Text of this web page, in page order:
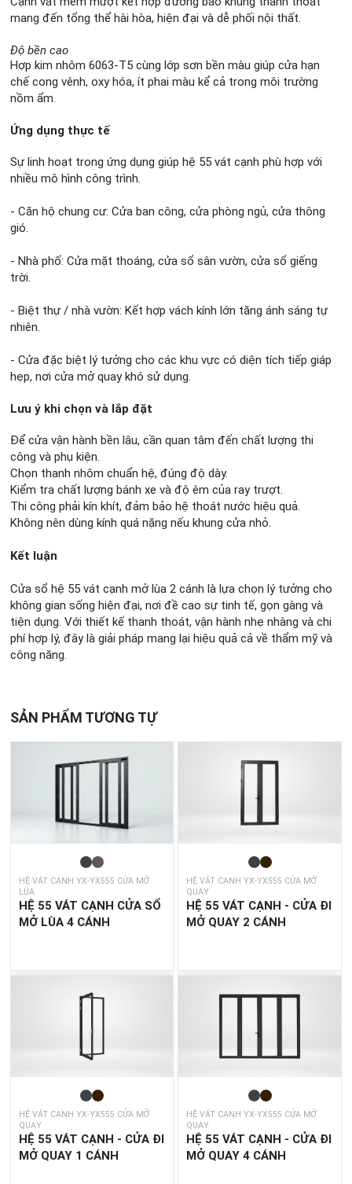
mang đến tổng thể hài hòa, hiện đại và dễ phối nội thất.
Độ bền cao
Hợp kim nhôm 6063-T5 cùng lớp sơn bền màu giúp cửa hạn
chế cong vênh, oxy hóa, ít phai màu kể cả trong môi trường
nồm ẩm.
Ứng dụng thực tế
Sự linh hoạt trong ứng dụng giúp hệ 55 vát cạnh phù hợp với
nhiều mô hình công trình.
- Căn hộ chung cư: Cửa ban công, cửa phòng ngủ, cửa thông
gió.
- Nhà phố: Cửa mặt thoáng, cửa sổ sân vườn, cửa sổ giếng
trời.
- Biệt thự / nhà vườn: Kết hợp vách kính lớn tăng ánh sáng tự
nhiên.
- Cửa đặc biệt lý tưởng cho các khu vực có diện tích tiếp giáp
hẹp, nơi cửa mở quay khó sử dụng.
Lưu ý khi chọn và lắp đặt
Để cửa vận hành bền lâu, cần quan tâm đến chất lượng thi
công và phụ kiện.
Chọn thanh nhôm chuẩn hệ, đúng độ dày.
Kiểm tra chất lượng bánh xe và độ êm của ray trượt.
Thi công phải kín khít, đảm bảo hệ thoát nước hiệu quả.
Không nên dùng kính quá nặng nếu khung cửa nhỏ.
Kết luận
Cửa sổ hệ 55 vát cạnh mở lùa 2 cánh là lựa chọn lý tưởng cho
không gian sống hiện đại, nơi đề cao sự tinh tế, gọn gàng và
tiện dụng. Với thiết kế thanh thoát, vận hành nhẹ nhàng và chi
phí hợp lý, đây là giải pháp mang lại hiệu quả cả về thẩm mỹ và
công năng.
SẢN PHẨM TƯƠNG TỰ
HỆ VÁT CẠNH YX-YX555 CỬA MỞ
LÙA
HỆ 55 VÁT CẠNH CỬA SỔ
MỞ LÙA 4 CÁNH
HỆ VÁT CẠNH YX-YX555 CỬA MỞ
QUAY
HỆ 55 VÁT CẠNH - CỬA ĐI
MỞ QUAY 2 CÁNH
HỆ VÁT CẠNH YX-YX555 CỬA MỞ
QUAY
HỆ 55 VÁT CẠNH - CỬA ĐI
MỞ QUAY 1 CÁNH
HỆ VÁT CẠNH YX-YX555 CỬA MỞ
QUAY
HỆ 55 VÁT CẠNH - CỬA ĐI
MỞ QUAY 4 CÁNH